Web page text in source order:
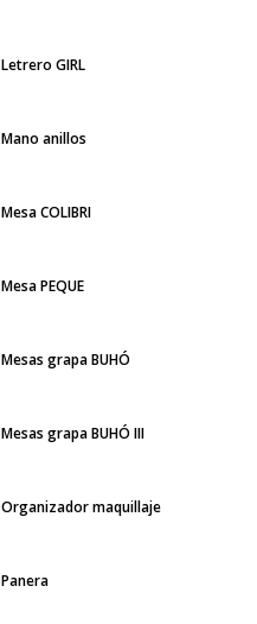
Letrero GIRL
Mano anillos
Mesa COLIBRI
Mesa PEQUE
Mesas grapa BUHÓ
Mesas grapa BUHÓ III
Organizador maquillaje
Panera